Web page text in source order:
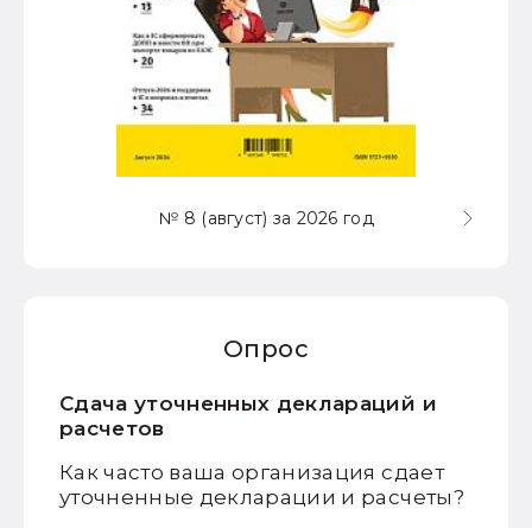
№ 8 (август) за 2026 год
Опрос
Сдача уточненных деклараций и
расчетов
Как часто ваша организация сдает
уточненные декларации и расчеты?